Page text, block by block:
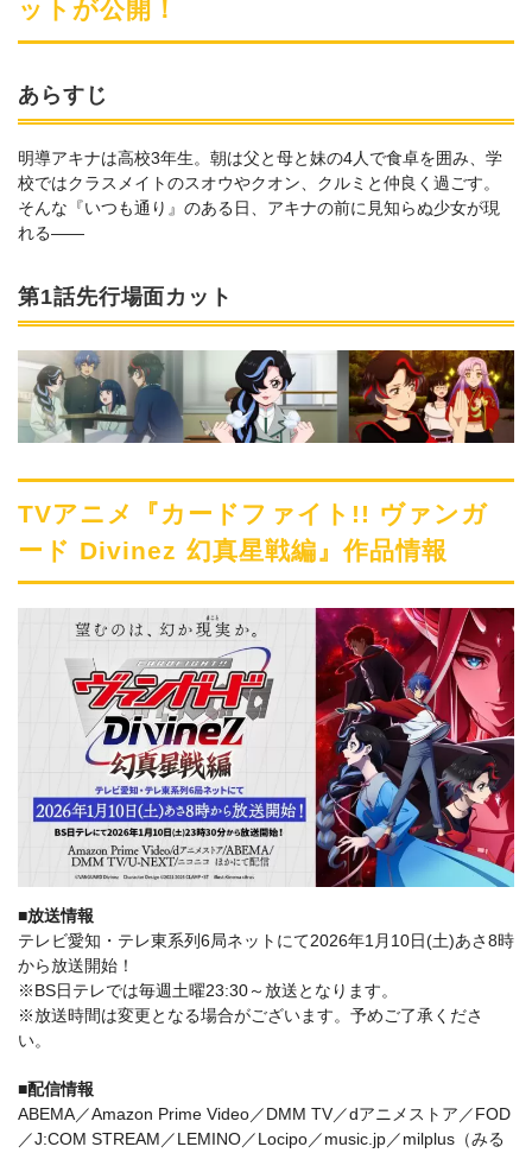
ットが公開！
あらすじ
明導アキナは高校3年生。朝は父と母と妹の4人で食卓を囲み、学
校ではクラスメイトのスオウやクオン、クルミと仲良く過ごす。
そんな『いつも通り』のある日、アキナの前に見知らぬ少女が現
れる――
第1話先行場面カット
TVアニメ『カードファイト!! ヴァンガ
ード Divinez 幻真星戦編』作品情報
■放送情報
テレビ愛知・テレ東系列6局ネットにて2026年1月10日(土)あさ8時
から放送開始！
※BS日テレでは毎週土曜23:30～放送となります。
※放送時間は変更となる場合がございます。予めご了承くださ
い。
■配信情報
ABEMA／Amazon Prime Video／DMM TV／dアニメストア／FOD
／J:COM STREAM／LEMINO／Locipo／music.jp／milplus（みる